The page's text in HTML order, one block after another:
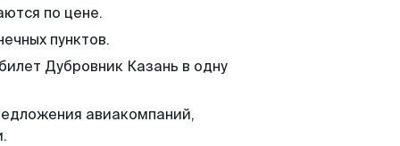
по цене.
пунктов.
Дубровник Казань в одну
авиакомпаний,